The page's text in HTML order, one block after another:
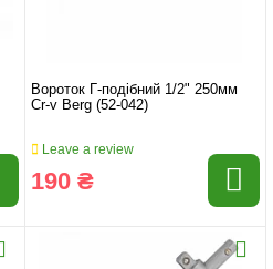
Вороток Г-подібний 1/2" 250мм
Cr-v Berg (52-042)
Leave a review
190 ₴